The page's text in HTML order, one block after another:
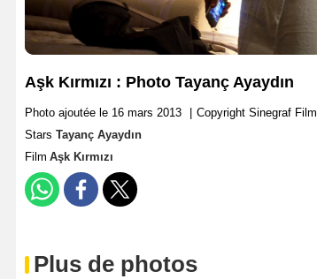
Aşk Kırmızı : Photo Tayanç Ayaydın
Photo ajoutée le 16 mars 2013
Copyright Sinegraf Film
Stars Tayanç Ayaydın
Film Aşk Kırmızı
Plus de photos